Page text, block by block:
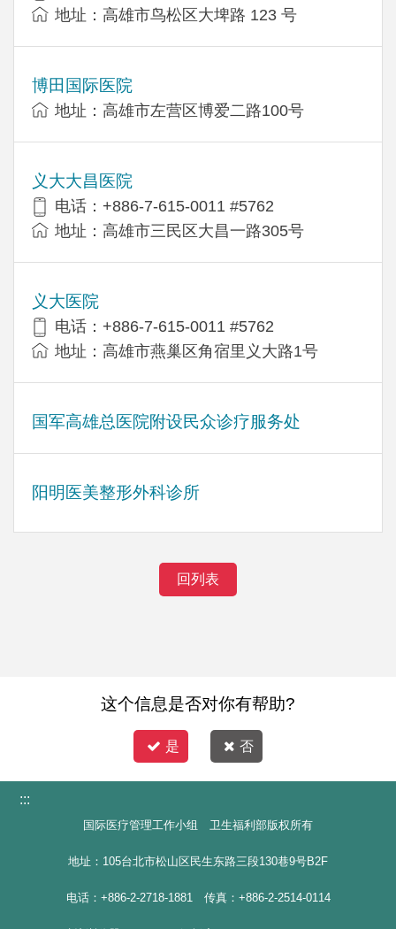
地址：高雄市鸟松区大埤路 123 号
博田国际医院
地址：高雄市左营区博爱二路100号
义大大昌医院
电话：+886-7-615-0011 #5762
地址：高雄市三民区大昌一路305号
义大医院
电话：+886-7-615-0011 #5762
地址：高雄市燕巢区角宿里义大路1号
国军高雄总医院附设民众诊疗服务处
阳明医美整形外科诊所
回列表
这个信息是否对你有帮助?
是 否
:::
国际医疗管理工作小组 卫生福利部版权所有
地址：105台北市松山区民生东路三段130巷9号B2F
电话：+886-2-2718-1881 传真：+886-2-2514-0114